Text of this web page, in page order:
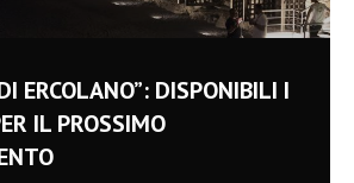
ERCOLANO”: DISPONIBILI I
IL PROSSIMO